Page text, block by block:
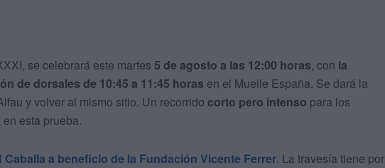
se celebrará este martes 5 de agosto a las 12:00 horas, con la
de dorsales de 10:45 a 11:45 horas en el Muelle España. Se dará la
y volver al mismo sitio. Un recorrido corto pero intenso para los
esta prueba.
Caballa a beneficio de la Fundación Vicente Ferrer. La travesía tiene por